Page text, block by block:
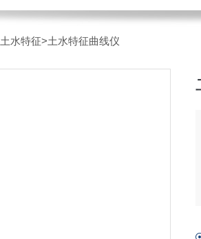
土水特征>土水特征曲线仪